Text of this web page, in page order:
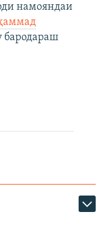
намояндаи
бародараш